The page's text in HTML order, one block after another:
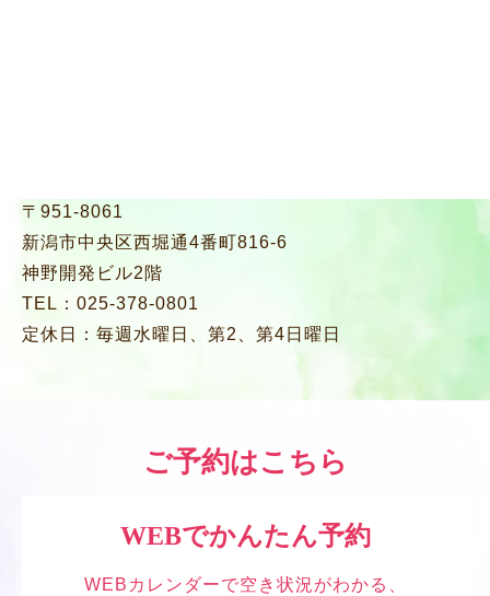
〒951-8061
新潟市中央区西堀通4番町816-6
神野開発ビル2階
TEL：025-378-0801
定休日：毎週水曜日、第2、第4日曜日
ご予約はこちら
WEBでかんたん予約
WEBカレンダーで空き状況がわかる、